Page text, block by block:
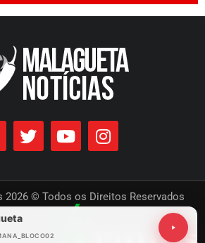
2026 © Todos os Direitos Reservados
por